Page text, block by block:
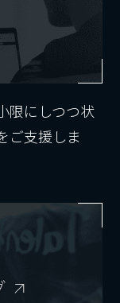
限にしつつ状
ご支援しま